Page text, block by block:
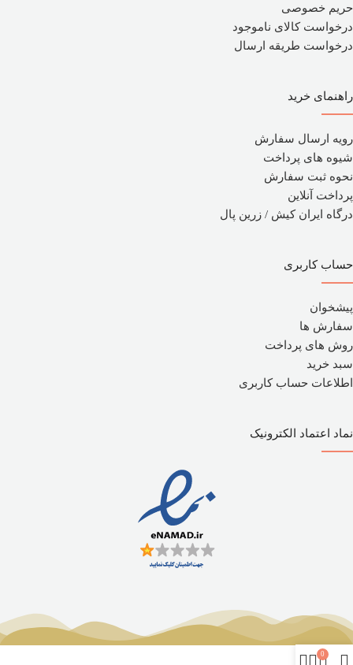
حریم خصوصی
درخواست کالای ناموجود
درخواست طریقه ارسال
راهنمای خرید
رویه ارسال سفارش
شیوه های پرداخت
نحوه ثبت سفارش
پرداخت آنلاین
درگاه ایران کیش / زرین پال
حساب کاربری
پیشخوان
سفارش ها
روش های پرداخت
سبد خرید
اطلاعات حساب کاربری
نماد اعتماد الکترونیک
0